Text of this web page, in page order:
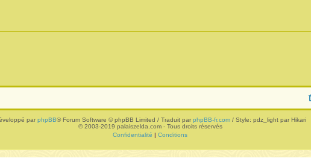
par phpBB® Forum Software © phpBB Limited / Traduit par phpBB-fr.com/ Style: pdz_light par Hikari
© 2003-2019 palaiszelda.com - Tous droits réservés
Confidentialité | Conditions